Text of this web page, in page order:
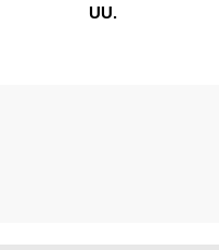
UU.